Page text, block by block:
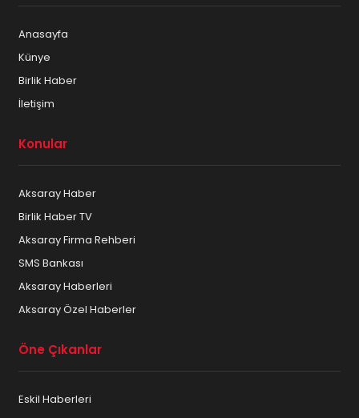
Anasayfa
Künye
Birlik Haber
İletişim
Konular
Aksaray Haber
Birlik Haber TV
Aksaray Firma Rehberi
SMS Bankası
Aksaray Haberleri
Aksaray Özel Haberler
Öne Çıkanlar
Eskil Haberleri